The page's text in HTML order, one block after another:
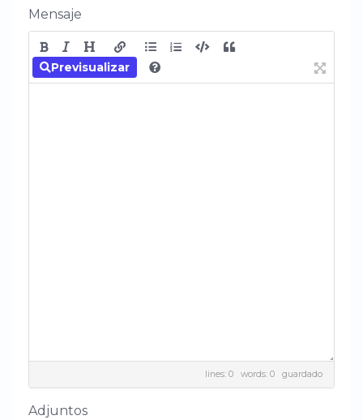
Mensaje
Previsualizar
lines: 0 words: 0 guardado
Adjuntos